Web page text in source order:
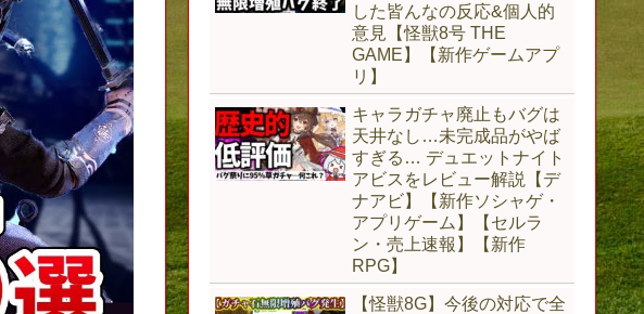
した皆んなの反応&個人的
意見【怪獣8号 THE
GAME】【新作ゲームアプ
リ】
キャラガチャ廃止もバグは
天井なし…未完成品がやば
すぎる… デュエットナイト
アビスをレビュー解説【デ
ナアビ】【新作ソシャゲ・
アプリゲーム】【セルラ
ン・売上速報】【新作
RPG】
【怪獣8G】今後の対応で全